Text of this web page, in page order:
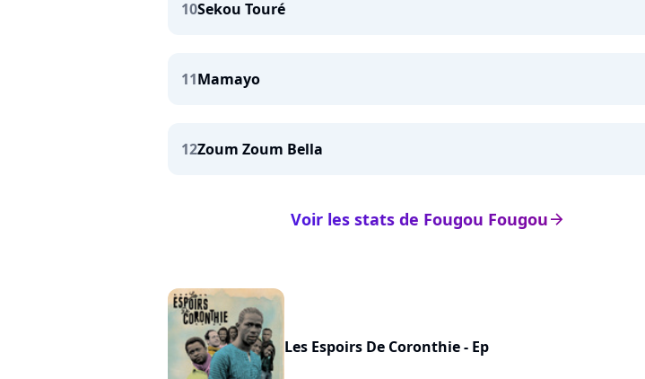
10Sekou Touré
11Mamayo
12Zoum Zoum Bella
arrow_right
Voir les stats de Fougou Fougou
Les Espoirs De Coronthie - Ep